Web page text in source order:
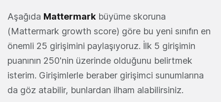
Aşağıda Mattermark büyüme skoruna
(Mattermark growth score) göre bu yeni sınıfın en
önemli 25 girişimini paylaşıyoruz. İlk 5 girişimin
puanının 250'nin üzerinde olduğunu belirtmek
isterim. Girişimlerle beraber girişimci sunumlarına
da göz atabilir, bunlardan ilham alabilirsiniz.